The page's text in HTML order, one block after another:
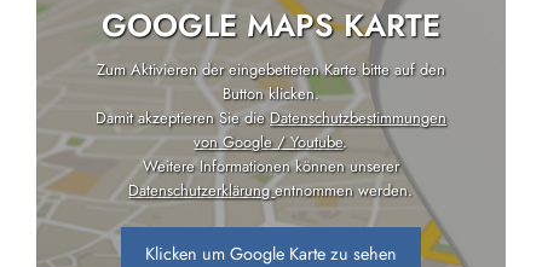
GOOGLE MAPS KARTE
Zum Aktivieren der eingebetteten Karte bitte auf den
Button klicken.
Damit akzeptieren Sie dieDatenschutzbestimmungen
von Google / Youtube.
Weitere Informationen können unserer
Datenschutzerklärungentnommen werden.
Klicken um Google Karte zu sehen